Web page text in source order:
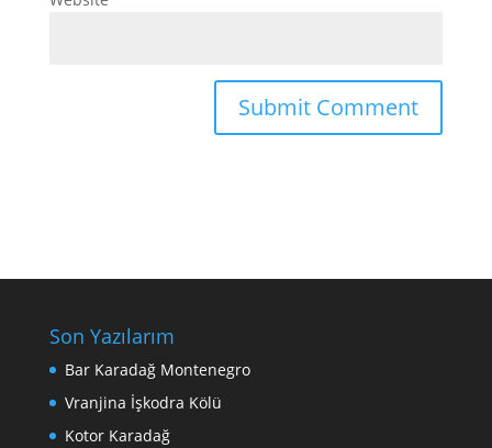
Son Yazılarım
Bar Karadağ Montenegro
Vranjina İşkodra Kölü
Kotor Karadağ